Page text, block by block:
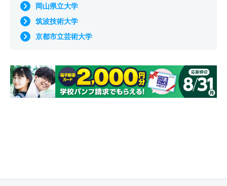
岡山県立大学
筑波技術大学
京都市立芸術大学